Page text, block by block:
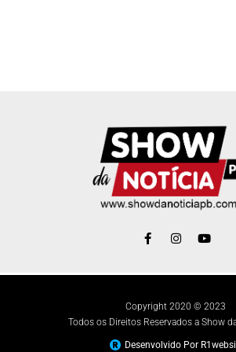
Copyright 2020 © 2023
Todos os Direitos Reservados a Show
Desenvolvido Por